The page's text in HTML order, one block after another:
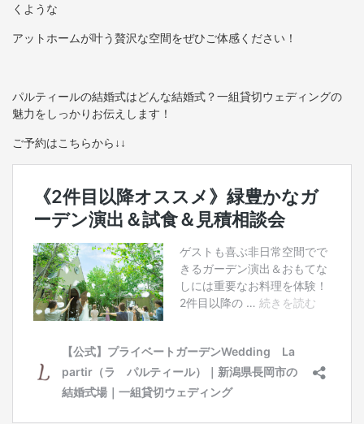
くような
アットホームが叶う贅沢な空間をぜひご体感ください！
パルティールの結婚式はどんな結婚式？一組貸切ウェディングの
魅力をしっかりお伝えします！
ご予約はこちらから↓↓